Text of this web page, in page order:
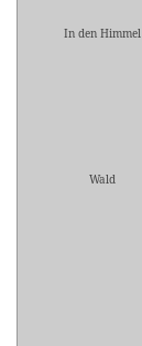
In den Himmel
Wald